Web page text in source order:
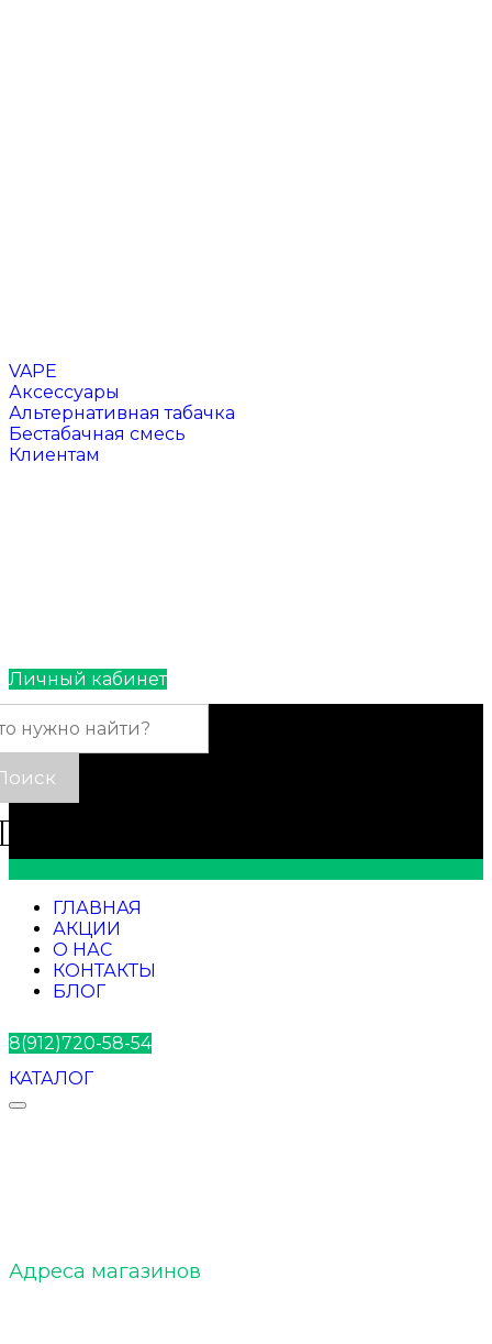
VAPE
Аксессуары
Альтернативная табачка
Бестабачная смесь
Клиентам
Личный кабинет
ГЛАВНАЯ
АКЦИИ
О НАС
КОНТАКТЫ
БЛОГ
8(912)720-58-54
КАТАЛОГ
Адреса магазинов